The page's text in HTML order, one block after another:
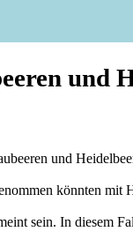
und
und
könnten mit
sein. In diesem